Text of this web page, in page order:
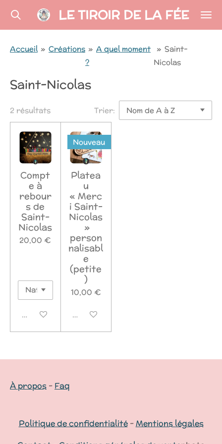
Passer
principal
LE TIROIR DE LA FÉE
Accueil » Créations » A quel moment
?
» Saint-
Nicolas
Saint-Nicolas
2 résultats Trier:
Compt
e à
rebour
s de
Saint-
Nicolas
20,00 €
Désactivé
Nouveau
Platea
u
« Merc
i Saint-
Nicolas
»
person
nalisabl
e
(petite
)
10,00 €
Désactivé
À propos - Faq
Politique de confidentialité-Mentions légales